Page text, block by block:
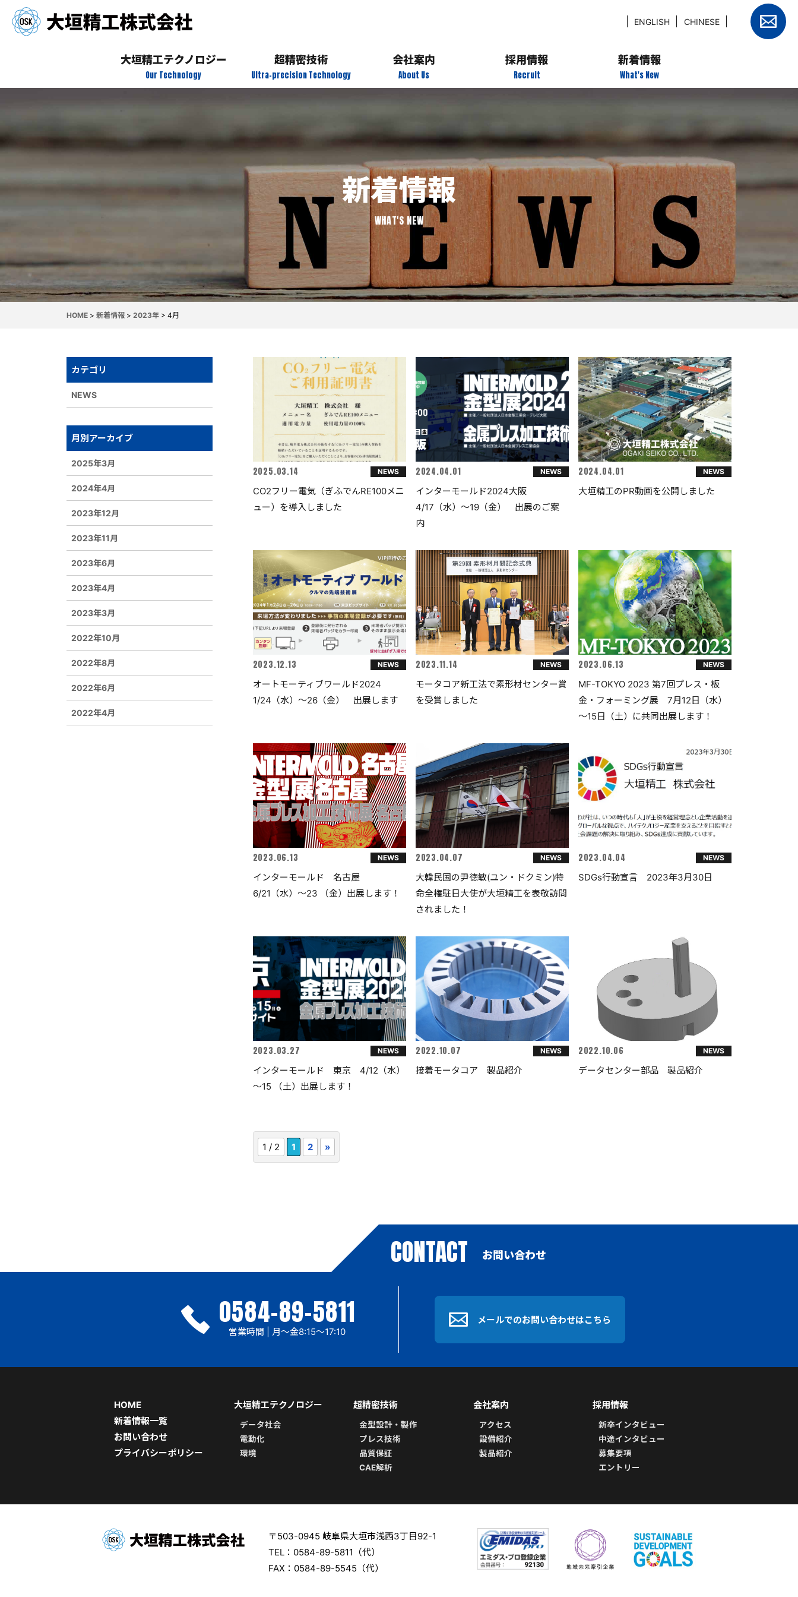
ENGLISH CHINESE
中途インタビュー
エントリー
大垣精工テクノロジー
Our Technology
環境
超精密技術
Ultra-precision Technology
品質保証
CAE解析
会社案内
About Us
製品紹介
採用情報
Recruit
募集要項
エントリー
新着情報
What's New
新着情報
WHAT'S NEW
HOME > 新着情報 > 2023年 > 4月
2025.03.14 NEWS
CO2フリー電気（ぎふでんRE100メニ
ュー）を導入しました
2024.04.01 NEWS
インターモールド2024大阪
4/17（水）～19（金） 出展のご案
内
2024.04.01 NEWS
大垣精工のPR動画を公開しました
2023.12.13 NEWS
オートモーティブワールド2024
1/24（水）～26（金） 出展します
2023.11.14 NEWS
モータコア新工法で素形材センター賞
を受賞しました
2023.06.13 NEWS
MF-TOKYO 2023 第7回プレス・板
金・フォーミング展 7月12日（水）
～15日（土）に共同出展します！
2023.06.13 NEWS
インターモールド 名古屋
6/21（水）～23 （金）出展します！
2023.04.07 NEWS
大韓民国の尹徳敏(ユン・ドクミン)特
命全権駐日大使が大垣精工を表敬訪問
されました！
2023.04.04 NEWS
SDGs行動宣言 2023年3月30日
2023.03.27 NEWS
インターモールド 東京 4/12（水）
～15 （土）出展します！
2022.10.07 NEWS
接着モータコア 製品紹介
2022.10.06 NEWS
データセンター部品 製品紹介
1 / 2 1 2 »
カテゴリ
NEWS
月別アーカイブ
2025年3月
2024年4月
2023年12月
2023年11月
2023年6月
2023年4月
2023年3月
2022年10月
2022年8月
2022年6月
2022年4月
CONTACT お問い合わせ
0584-89-5811
営業時間 | 月～金8:15〜17:10
メールでのお問い合わせはこちら
HOME
新着情報一覧
お問い合わせ
プライバシーポリシー
大垣精工テクノロジー
データ社会
電動化
環境
超精密技術
金型設計・製作
プレス技術
品質保証
CAE解析
会社案内
アクセス
設備紹介
製品紹介
採用情報
新卒インタビュー
中途インタビュー
募集要項
エントリー
〒503-0945 岐阜県大垣市浅西3丁目92-1
TEL：0584-89-5811（代）
FAX：0584-89-5545（代）